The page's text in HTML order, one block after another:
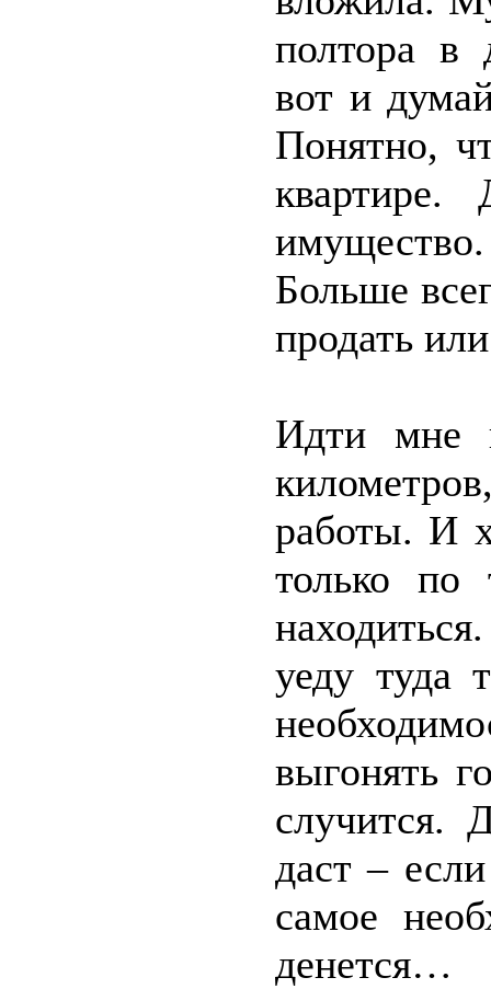
полтора в
вот и
Понятно,
Больше
продать
Идти мне
работы. И
только по
уеду туда
выгонять
случится.
даст –
самое
денется…